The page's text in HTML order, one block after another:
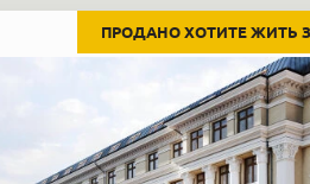
ПРОДАНО ХОТИТЕ ЖИТЬ